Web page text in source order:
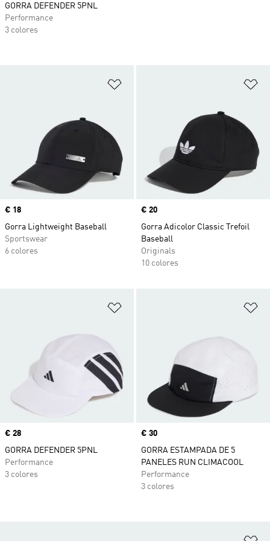
Precio
€ 18
Gorra Lightweight Baseball
Sportswear
6 colores
Precio
€ 20
Gorra Adicolor Classic Trefoil
Baseball
Originals
10 colores
Precio
€ 28
GORRA DEFENDER 5PNL
Performance
3 colores
Precio
€ 30
GORRA ESTAMPADA DE 5
PANELES RUN CLIMACOOL
Performance
3 colores
GORRA DEFENDER 5PNL
Performance
3 colores